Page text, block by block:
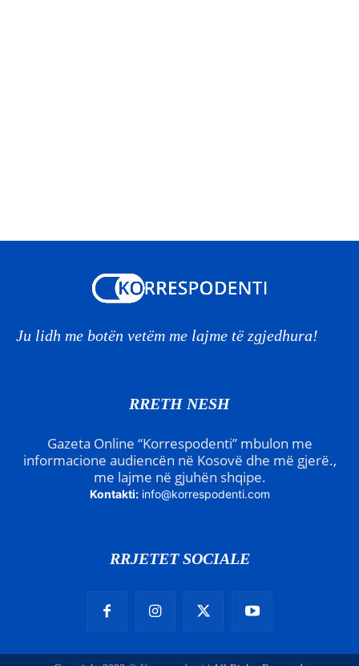
Ju lidh me botën vetëm me lajme të zgjedhura!
RRETH NESH
Gazeta Online “Korrespodenti” mbulon me
informacione audiencën në Kosovë dhe më gjerë.,
me lajme në gjuhën shqipe.
Kontakti: info@korrespodenti.com
RRJETET SOCIALE